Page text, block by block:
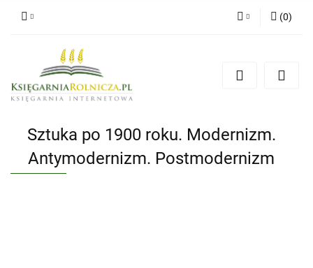
Zarejestruj się
(0)
Sztuka po 1900 roku. Modernizm.
Antymodernizm. Postmodernizm